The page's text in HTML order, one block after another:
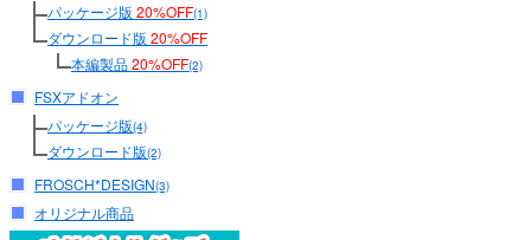
パッケージ版 20%OFF(1)
ダウンロード版 20%OFF
本編製品20%OFF(2)
FSXアドオン
パッケージ版(4)
ダウンロード版(2)
FROSCH*DESIGN(3)
オリジナル商品